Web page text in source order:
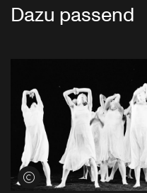
Dazu passend
Credits öffnen